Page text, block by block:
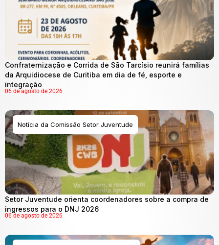
Confraternização e Corrida de São Tarcísio reunirá famílias
da Arquidiocese de Curitiba em dia de fé, esporte e
integração
06 de agosto de 2026
Notícia da Comissão Setor Juventude
Setor Juventude orienta coordenadores sobre a compra de
ingressos para o DNJ 2026
06 de agosto de 2026